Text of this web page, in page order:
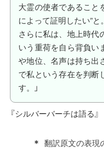
大霊の使者であること
によって証明したい”と。
さらに私は、地上時代
いう重荷を自ら背負い
や地位、名声は持ち出
で私という存在を判断
す。」
『シルバーバーチは語る』
＊ 翻訳原文の表現